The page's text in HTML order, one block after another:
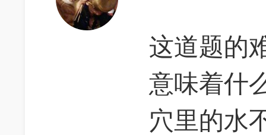
这道题的
意味着什
穴里的水